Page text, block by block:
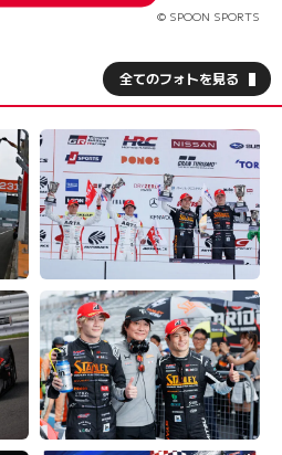
© SPOON SPORTS
全てのフォトを見る